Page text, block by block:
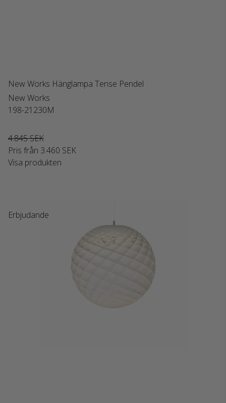
New Works Hänglampa Tense Pendel
New Works
198-21230M
4.845 SEK
Pris från 3.460 SEK
Visa produkten
Erbjudande